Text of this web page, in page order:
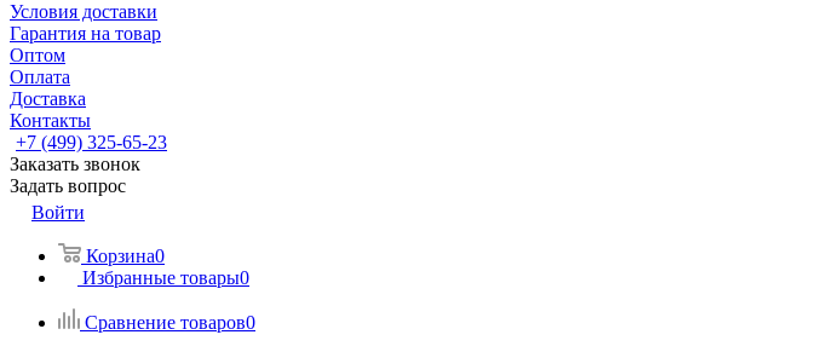
Условия доставки
Гарантия на товар
Оптом
Оплата
Доставка
Контакты
+7 (499) 325-65-23
Заказать звонок
Задать вопрос
Войти
Корзина0
Избранные товары0
Сравнение товаров0